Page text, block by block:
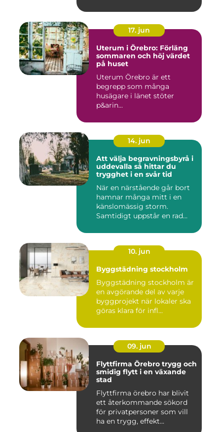
17. jun
Uterum i Örebro: Förläng
sommaren och höj värdet
på huset
Uterum Örebro är ett
begrepp som många
husägare i länet stöter
p&arin...
14. jun
Att välja begravningsbyrå i
uddevalla så hittar du
trygghet i en svår tid
När en närstående går bort
hamnar många mitt i en
känslomässig storm.
Samtidigt uppstår en rad
10. jun
Byggstädning stockholm
Byggstädning stockholm är
en avgörande del av varje
byggprojekt när lokaler ska
göras klara för infl...
09. jun
Flyttfirma Örebro trygg och
smidig flytt i en växande
stad
Flyttfirma örebro har blivit
ett återkommande sökord
för privatpersoner som vill
ha en trygg, effekt...